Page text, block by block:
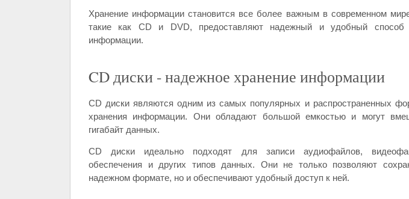
Хранение информации становится все более важным в современном
такие как CD и DVD, предоставляют надежный и удобный способ
информации.
CD диски - надежное хранение информации
CD диски являются одним из самых популярных и распространенных
хранения информации. Они обладают большой емкостью и могут
гигабайт данных.
CD диски идеально подходят для записи аудиофайлов,
обеспечения и других типов данных. Они не только позволяют
надежном формате, но и обеспечивают удобный доступ к ней.